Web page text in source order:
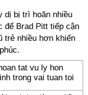
dị bị trì hoãn nhiều
để Brad Pitt tiếp cận
trẻ nhiều hơn khiến